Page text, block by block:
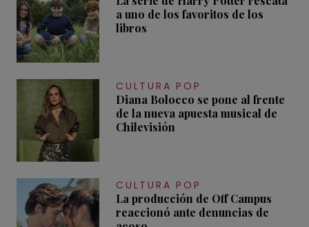
a uno de los favoritos de los
libros
CULTURA POP
Diana Bolocco se pone al frente
de la nueva apuesta musical de
Chilevisión
CULTURA POP
La producción de Off Campus
reaccionó ante denuncias de